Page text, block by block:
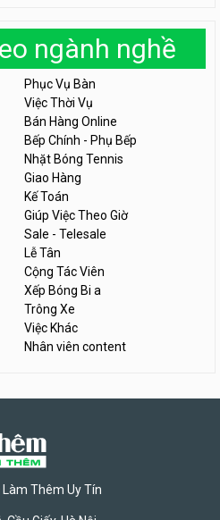
ngành nghề
Phục Vụ Bàn
Việc Thời Vụ
Bán Hàng Online
Bếp Chính - Phụ Bếp
Nhặt Bóng Tennis
Giao Hàng
Kế Toán
Giúp Việc Theo Giờ
Sale - Telesale
Lễ Tân
Cộng Tác Viên
Xếp Bóng Bi a
Trông Xe
Việc Khác
Nhân viên content
Thêm Uy Tín